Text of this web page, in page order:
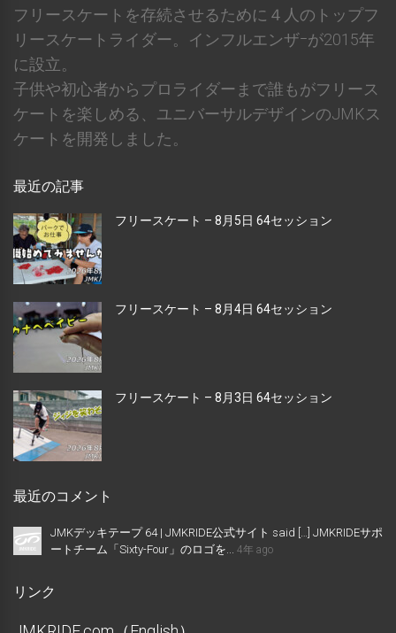
フリースケートを存続させるために４人のトップフ
リースケートライダー。インフルエンザｰが2015年
に設立。
子供や初心者からプロライダーまで誰もがフリース
ケートを楽しめる、ユニバーサルデザインのJMKス
ケートを開発しました。
最近の記事
フリースケート – 8月5日 64セッション
フリースケート – 8月4日 64セッション
フリースケート – 8月3日 64セッション
最近のコメント
JMKデッキテープ 64 | JMKRIDE公式サイト said […] JMKRIDEサポ
ートチーム「Sixty-Four」のロゴを...
4年 ago
リンク